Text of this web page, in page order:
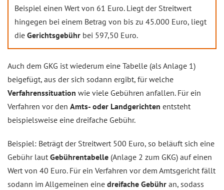
Beispiel einen Wert von 61 Euro. Liegt der Streitwert
hingegen bei einem Betrag von bis zu 45.000 Euro, liegt
die Gerichtsgebühr bei 597,50 Euro.
Auch dem GKG ist wiederum eine Tabelle (als Anlage 1)
beigefügt, aus der sich sodann ergibt, für welche
Verfahrenssituation wie viele Gebühren anfallen. Für ein
Verfahren vor den Amts- oder Landgerichten entsteht
beispielsweise eine dreifache Gebühr.
Beispiel: Beträgt der Streitwert 500 Euro, so beläuft sich eine
Gebühr laut Gebührentabelle (Anlage 2 zum GKG) auf einen
Wert von 40 Euro. Für ein Verfahren vor dem Amtsgericht fällt
sodann im Allgemeinen eine dreifache Gebühr an, sodass